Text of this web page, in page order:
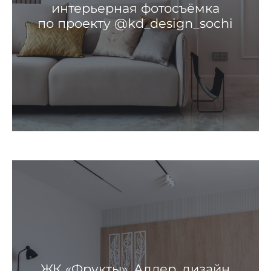
интерьерная фотосъёмка
по проекту @kd_design_sochi